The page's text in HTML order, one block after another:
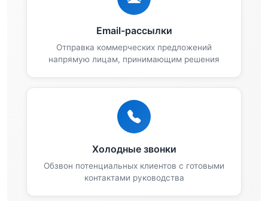
Email-рассылки
Отправка коммерческих предложений
напрямую лицам, принимающим решения
Холодные звонки
Обзвон потенциальных клиентов с готовыми
контактами руководства